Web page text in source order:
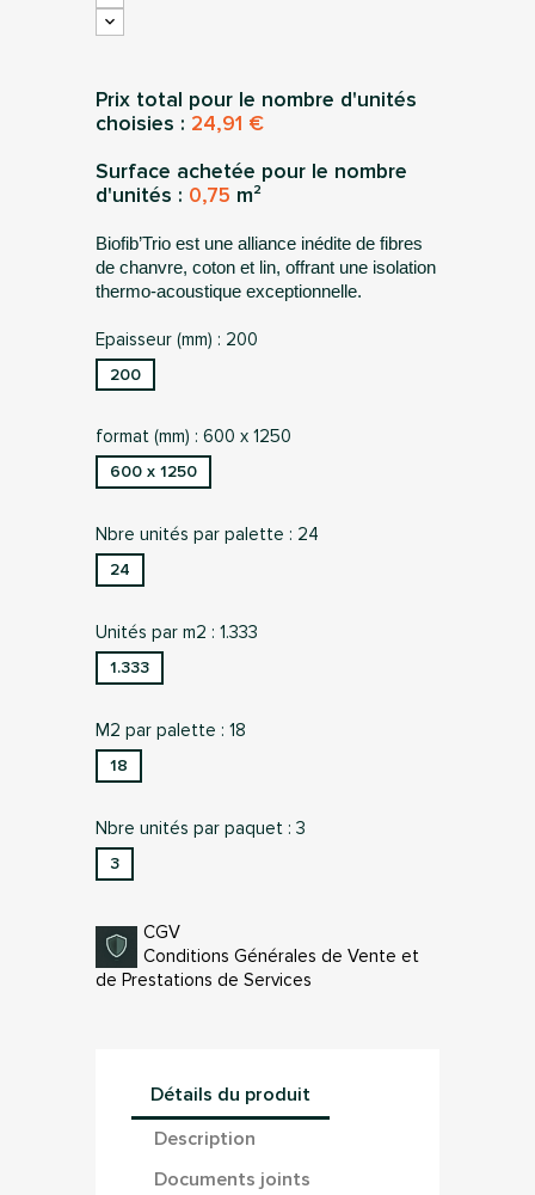
Prix total pour le nombre d'unités
choisies : 24,91 €
Surface achetée pour le nombre
d'unités : 0,75 m²
Biofib’Trio est une alliance inédite de fibres
de chanvre, coton et lin, offrant une isolation
thermo-acoustique exceptionnelle.
Epaisseur (mm) : 200
200
format (mm) : 600 x 1250
600 x 1250
Nbre unités par palette : 24
24
Unités par m2 : 1.333
1.333
M2 par palette : 18
18
Nbre unités par paquet : 3
3
CGV
Conditions Générales de Vente et
de Prestations de Services
Détails du produit
Description
Documents joints